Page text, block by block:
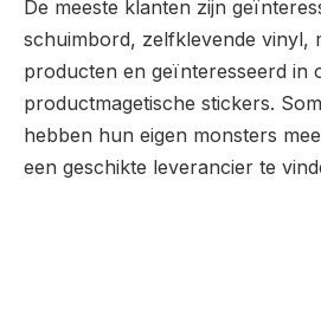
De meeste klanten zijn
schuimbord, zelfklevende vinyl,
producten en geïnteresseerd in
productmagetische stickers.
hebben hun eigen monsters
een geschikte leverancier te